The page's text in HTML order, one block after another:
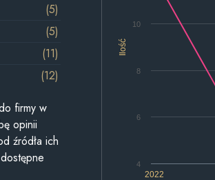
Ilość
2022
4
6
8
10
(5)
(5)
(11)
(12)
firmy w
opinii
źródła ich